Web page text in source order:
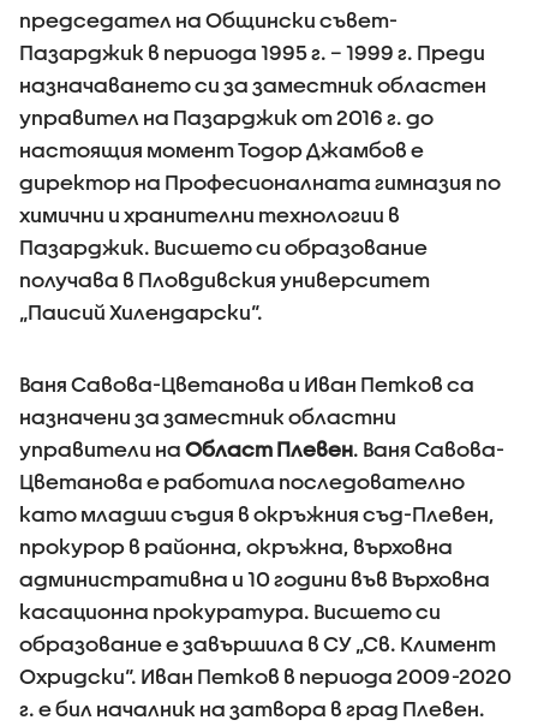
председател на Общински съвет-
Пазарджик в периода 1995 г. – 1999 г. Преди
назначаването си за заместник областен
управител на Пазарджик от 2016 г. до
настоящия момент Тодор Джамбов е
директор на Професионалната гимназия по
химични и хранителни технологии в
Пазарджик. Висшето си образование
получава в Пловдивския университет
„Паисий Хилендарски“.
Ваня Савова-Цветанова и Иван Петков са
назначени за заместник областни
управители на Област Плевен. Ваня Савова-
Цветанова е работила последователно
като младши съдия в окръжния съд-Плевен,
прокурор в районна, окръжна, върховна
административна и 10 години във Върховна
касационна прокуратура. Висшето си
образование е завършила в СУ „Св. Климент
Охридски“. Иван Петков в периода 2009-2020
г. е бил началник на затвора в град Плевен.